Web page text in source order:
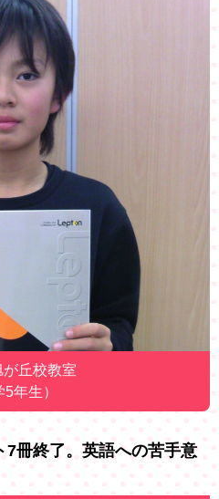
丘校教室
5年生）
7冊終了。英語への苦手意